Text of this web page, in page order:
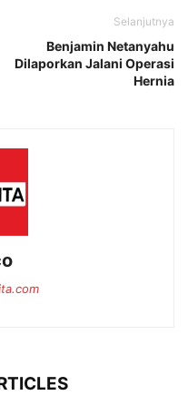
Selanjutnya
Benjamin Netanyahu
Dilaporkan Jalani Operasi
Hernia